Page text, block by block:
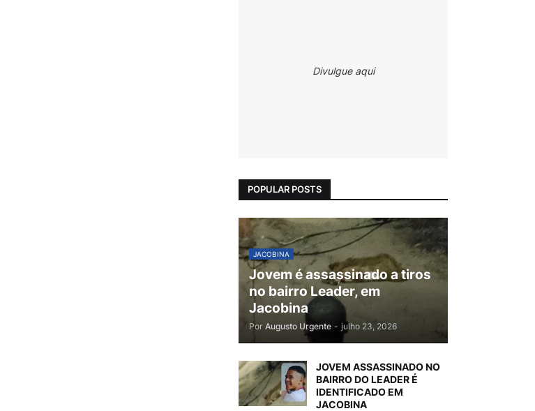
Divulgue aqui
POPULAR POSTS
JACOBINA
Jovem é assassinado a tiros
no bairro Leader, em
Jacobina
Por Augusto Urgente - julho 23, 2026
JOVEM ASSASSINADO NO
BAIRRO DO LEADER É
IDENTIFICADO EM
JACOBINA